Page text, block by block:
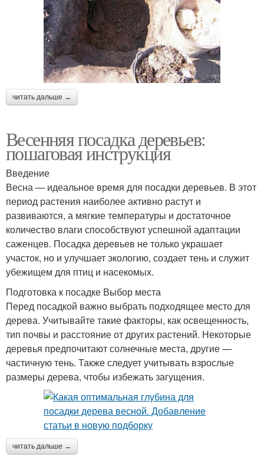
читать дальше →
Весенняя посадка деревьев:
пошаговая инструкция
Введение
Весна — идеальное время для посадки деревьев. В этот
период растения наиболее активно растут и
развиваются, а мягкие температуры и достаточное
количество влаги способствуют успешной адаптации
саженцев. Посадка деревьев не только украшает
участок, но и улучшает экологию, создает тень и служит
убежищем для птиц и насекомых.
Подготовка к посадке Выбор места
Перед посадкой важно выбрать подходящее место для
дерева. Учитывайте такие факторы, как освещенность,
тип почвы и расстояние от других растений. Некоторые
деревья предпочитают солнечные места, другие —
частичную тень. Также следует учитывать взрослые
размеры дерева, чтобы избежать загущения.
читать дальше →